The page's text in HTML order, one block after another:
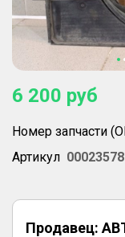
6 200 руб
Номер запчасти
Артикул 00023578
Продавец: